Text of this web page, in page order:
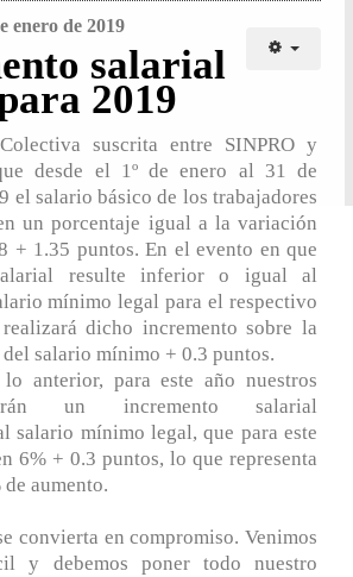
enero de 2019
salarial
2019
suscrita entre SINPRO y
desde el 1º de enero al 31 de
el salario básico de los trabajadores
un porcentaje igual a la variación
+ 1.35 puntos. En el evento en que
resulte inferior o igual al
mínimo legal para el respectivo
dicho incremento sobre la
del salario mínimo + 0.3 puntos.
anterior, para este año nuestros
un incremento salarial
salario mínimo legal, que para este
6% + 0.3 puntos, lo que representa
de aumento.
convierta en compromiso. Venimos
y debemos poner todo nuestro